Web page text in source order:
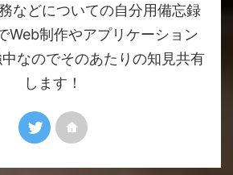
などについての自分用備忘録
Web制作やアプリケーション
なのでそのあたりの知見共有
します！